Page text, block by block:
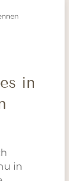
in
in